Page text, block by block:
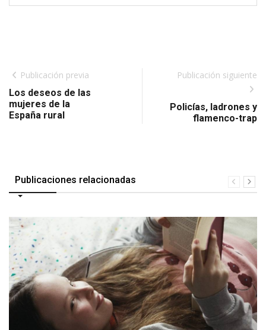
Publicación previa
Los deseos de las
mujeres de la
España rural
Publicación siguiente
Policías, ladrones y
flamenco-trap
Publicaciones relacionadas